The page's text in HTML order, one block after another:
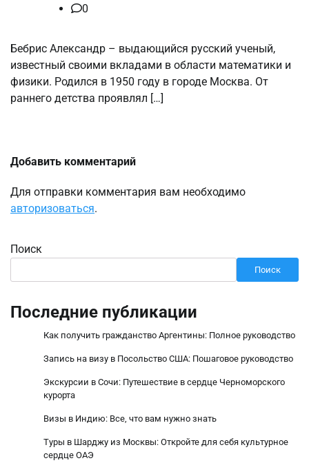
0
Бебрис Александр – выдающийся русский ученый,
известный своими вкладами в области математики и
физики. Родился в 1950 году в городе Москва. От
раннего детства проявлял […]
Добавить комментарий
Для отправки комментария вам необходимо
авторизоваться.
Поиск
Поиск
Последние публикации
Как получить гражданство Аргентины: Полное руководство
Запись на визу в Посольство США: Пошаговое руководство
Экскурсии в Сочи: Путешествие в сердце Черноморского
курорта
Визы в Индию: Все, что вам нужно знать
Туры в Шарджу из Москвы: Откройте для себя культурное
сердце ОАЭ